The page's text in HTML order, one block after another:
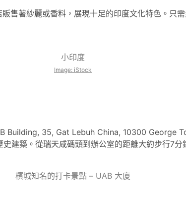
售著紗麗或香料，展現十足的印度文化特色。只
小印度
Image: iStock
Building, 35, Gat Lebuh China, 10300 George
建築。從瑞天咸碼頭到辦公室的距離大約步行7分
檳城知名的打卡景點 – UAB 大廈